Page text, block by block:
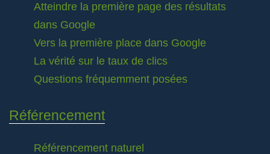
Atteindre la première page des résultats
dans Google
Vers la première place dans Google
La vérité sur le taux de clics
Questions fréquemment posées
Référencement
Référencement naturel